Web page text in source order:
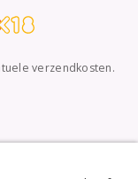
2023
verzendkosten.